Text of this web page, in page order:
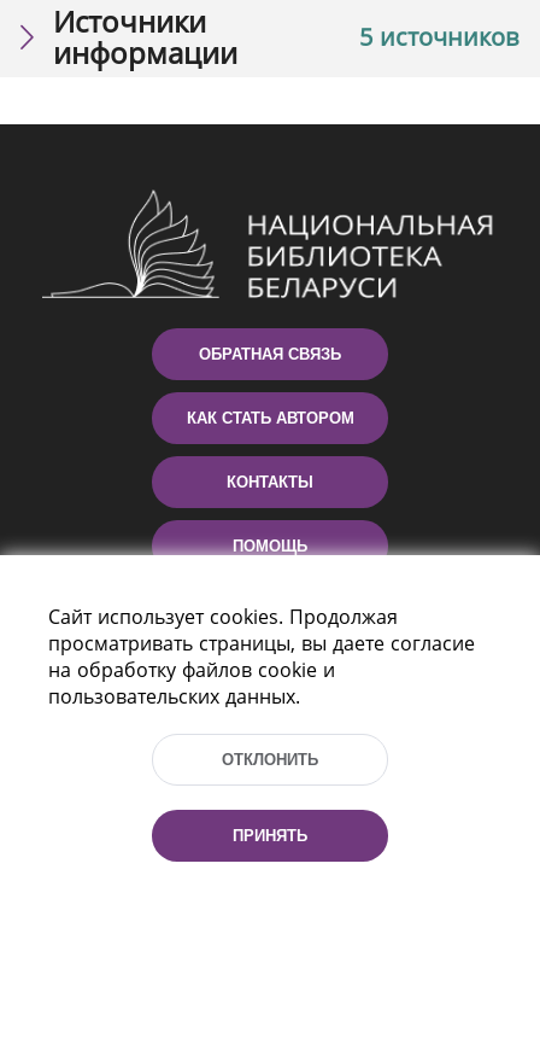
5 источников
Источники
информации
ОБРАТНАЯ СВЯЗЬ
КАК СТАТЬ АВТОРОМ
КОНТАКТЫ
ПОМОЩЬ
Пр-т Независимости 116
г. Минск, Республика Беларусь, 220114
Тел.: (+375 17) 368 37 37, Факс: (+375 17)
Сайт использует cookies. Продолжая
просматривать страницы, вы даете согласие
на обработку файлов cookie и
пользовательских данных.
ОТКЛОНИТЬ
ПРИНЯТЬ